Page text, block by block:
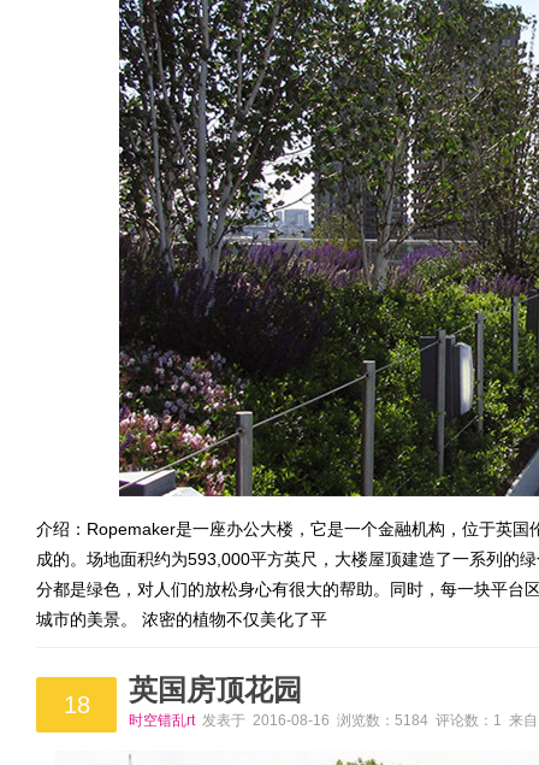
介绍：Ropemaker是一座办公大楼，它是一个金融机构，位于英
成的。场地面积约为593,000平方英尺，大楼屋顶建造了一系列的
分都是绿色，对人们的放松身心有很大的帮助。同时，每一块平台
城市的美景。 浓密的植物不仅美化了平
18 英国房顶花园
时空错乱rt发表于 2016-08-16 浏览数：5184 评论数：1 来